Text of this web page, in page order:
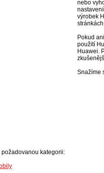
nebo
výrobek
Pokud
použití
Huawei.
Snažíme
požadovanou kategorii: